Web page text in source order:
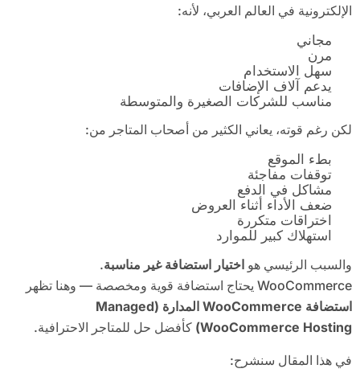
الإلكترونية في العالم العربي، لأنه:
مجاني
مرن
سهل الاستخدام
يدعم آلاف الإضافات
مناسب للشركات الصغيرة والمتوسطة
لكن رغم قوته، يعاني الكثير من أصحاب المتاجر من:
بطء الموقع
توقفات مفاجئة
مشاكل في الدفع
ضعف الأداء أثناء العروض
اختراقات متكررة
استهلاك كبير للموارد
والسبب الرئيسي هو اختيار استضافة غير مناسبة.
WooCommerce يحتاج استضافة قوية ومخصصة — وهنا تظهر
استضافة
المدارة (Managed
WooCommerce Hosting) كأفضل حل للمتاجر الاحترافية.
في هذا المقال سنشرح: